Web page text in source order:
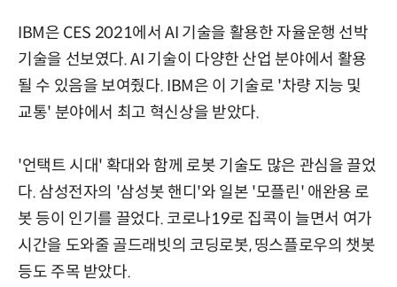
IBM은 CES 2021에서 AI 기술을 활용한 자율운행 선박
기술을 선보였다. AI 기술이 다양한 산업 분야에서 활용
될 수 있음을 보여줬다. IBM은 이 기술로 '차량 지능 및
교통' 분야에서 최고 혁신상을 받았다.
'언택트 시대' 확대와 함께 로봇 기술도 많은 관심을 끌었
다. 삼성전자의 '삼성봇 핸디'와 일본 '모플린' 애완용 로
봇 등이 인기를 끌었다. 코로나19로 집콕이 늘면서 여가
시간을 도와줄 골드래빗의 코딩로봇, 띵스플로우의 챗봇
등도 주목 받았다.